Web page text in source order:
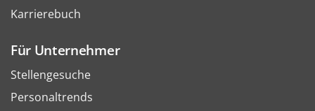
Karrierebuch
Für Unternehmer
Stellengesuche
Personaltrends